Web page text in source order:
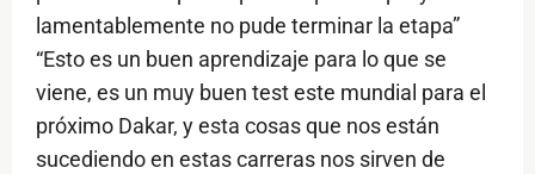
lamentablemente no pude terminar la etapa”
“Esto es un buen aprendizaje para lo que se
viene, es un muy buen test este mundial para el
próximo Dakar, y esta cosas que nos están
sucediendo en estas carreras nos sirven de